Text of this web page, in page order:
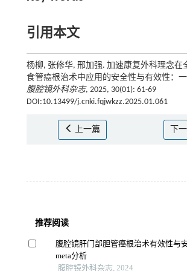
引用本文
杨柳, 张修华, 邢加强. 加速康复外科理念在
食管癌根治术中应用的安全性与有效性：
腹腔镜外科杂志, 2025, 30(01): 61-69
DOI:10.13499/j.cnki.fqjwkzz.2025.01.061
上一篇 下